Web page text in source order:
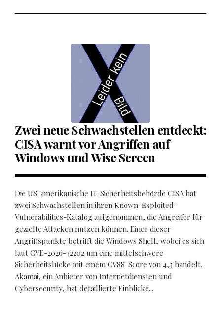
Zwei neue Schwachstellen entdeckt:
CISA warnt vor Angriffen auf
Windows und Wise Screen
Die US-amerikanische IT-Sicherheitsbehörde CISA hat
zwei Schwachstellen in ihren Known-Exploited-
Vulnerabilities-Katalog aufgenommen, die Angreifer für
gezielte Attacken nutzen können. Einer dieser
Angriffspunkte betrifft die Windows Shell, wobei es sich
laut CVE-2026-32202 um eine mittelschwere
Sicherheitslücke mit einem CVSS-Score von 4,3 handelt.
Akamai, ein Anbieter von Internetdiensten und
Cybersecurity, hat detaillierte Einblicke...